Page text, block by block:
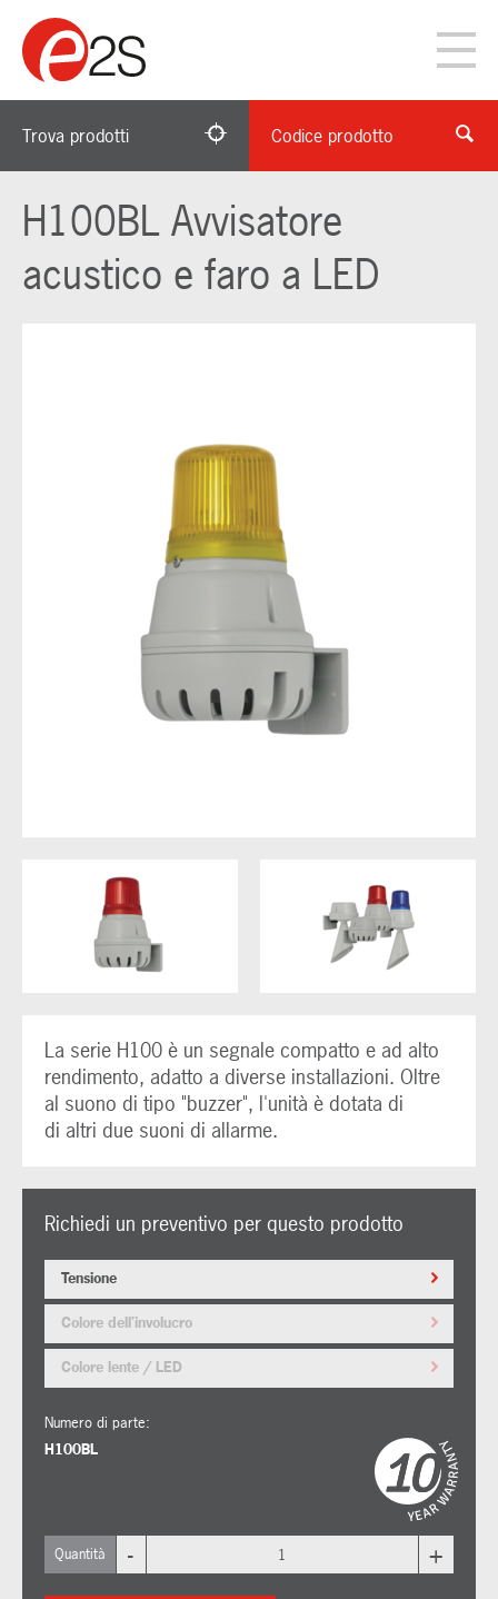
Trova prodotti Codice prodotto
H100BL Avvisatore
acustico e faro a LED
La serie H100 è un segnale compatto e ad alto
rendimento, adatto a diverse installazioni. Oltre
al suono di tipo "buzzer", l'unità è dotata di
di altri due suoni di allarme.
Richiedi un preventivo per questo prodotto
Tensione
Colore dell'involucro
Colore lente / LED
Numero di parte:
H100BL
Quantità - +